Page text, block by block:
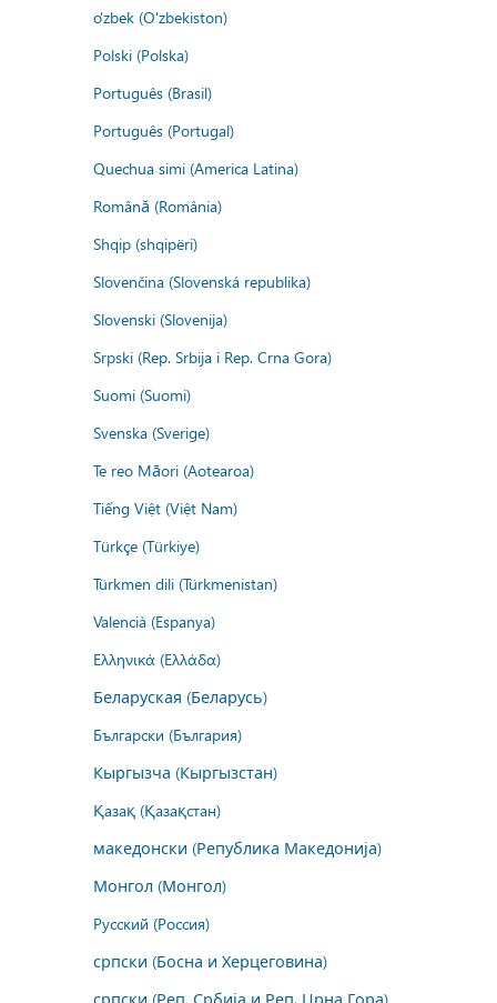
o'zbek (O'zbekiston)
Polski (Polska)
Português (Brasil)
Português (Portugal)
Quechua simi (America Latina)
Română (România)
Shqip (shqipëri)
Slovenčina (Slovenská republika)
Slovenski (Slovenija)
Srpski (Rep. Srbija i Rep. Crna Gora)
Suomi (Suomi)
Svenska (Sverige)
Te reo Māori (Aotearoa)
Tiếng Việt (Việt Nam)
Türkçe (Türkiye)
Türkmen dili (Türkmenistan)
Valencià (Espanya)
Ελληνικά (Ελλάδα)
Беларуская (Беларусь)
Български (България)
Кыргызча (Кыргызстан)
Қазақ (Қазақстан)
македонски (Република Македонија)
Монгол (Монгол)
Русский (Россия)
српски (Босна и Херцеговина)
српски (Реп. Србија и Реп. Црна Гора)